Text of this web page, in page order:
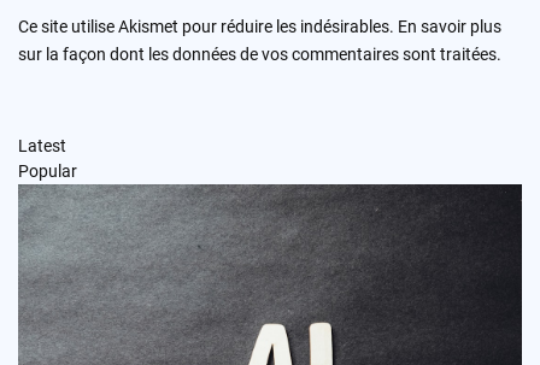
Ce site utilise Akismet pour réduire les indésirables. En savoir plus
sur la façon dont les données de vos commentaires sont traitées.
Latest
Popular